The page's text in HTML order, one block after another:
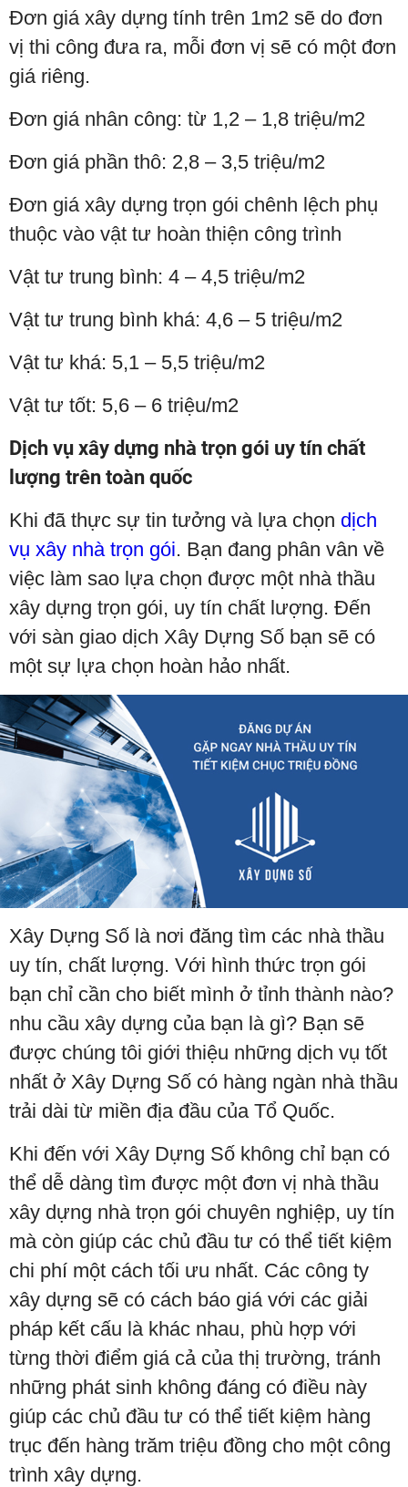
Đơn giá xây dựng tính trên 1m2 sẽ do đơn
vị thi công đưa ra, mỗi đơn vị sẽ có một đơn
giá riêng.
Đơn giá nhân công: từ 1,2 – 1,8 triệu/m2
Đơn giá phần thô: 2,8 – 3,5 triệu/m2
Đơn giá xây dựng trọn gói chênh lệch phụ
thuộc vào vật tư hoàn thiện công trình
Vật tư trung bình: 4 – 4,5 triệu/m2
Vật tư trung bình khá: 4,6 – 5 triệu/m2
Vật tư khá: 5,1 – 5,5 triệu/m2
Vật tư tốt: 5,6 – 6 triệu/m2
Dịch vụ xây dựng nhà trọn gói uy tín chất
lượng trên toàn quốc
Khi đã thực sự tin tưởng và lựa chọn dịch
vụ xây nhà trọn gói. Bạn đang phân vân về
việc làm sao lựa chọn được một nhà thầu
xây dựng trọn gói, uy tín chất lượng. Đến
với sàn giao dịch Xây Dựng Số bạn sẽ có
một sự lựa chọn hoàn hảo nhất.
Xây Dựng Số là nơi đăng tìm các nhà thầu
uy tín, chất lượng. Với hình thức trọn gói
bạn chỉ cần cho biết mình ở tỉnh thành nào?
nhu cầu xây dựng của bạn là gì? Bạn sẽ
được chúng tôi giới thiệu những dịch vụ tốt
nhất ở Xây Dựng Số có hàng ngàn nhà thầu
trải dài từ miền địa đầu của Tổ Quốc.
Khi đến với Xây Dựng Số không chỉ bạn có
thể dễ dàng tìm được một đơn vị nhà thầu
xây dựng nhà trọn gói chuyên nghiệp, uy tín
mà còn giúp các chủ đầu tư có thể tiết kiệm
chi phí một cách tối ưu nhất. Các công ty
xây dựng sẽ có cách báo giá với các giải
pháp kết cấu là khác nhau, phù hợp với
từng thời điểm giá cả của thị trường, tránh
những phát sinh không đáng có điều này
giúp các chủ đầu tư có thể tiết kiệm hàng
trục đến hàng trăm triệu đồng cho một công
trình xây dựng.